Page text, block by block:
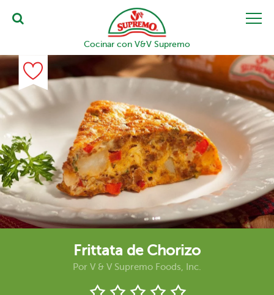
Cocinar con V&V Supremo
Frittata de Chorizo
Por V & V Supremo Foods, Inc.